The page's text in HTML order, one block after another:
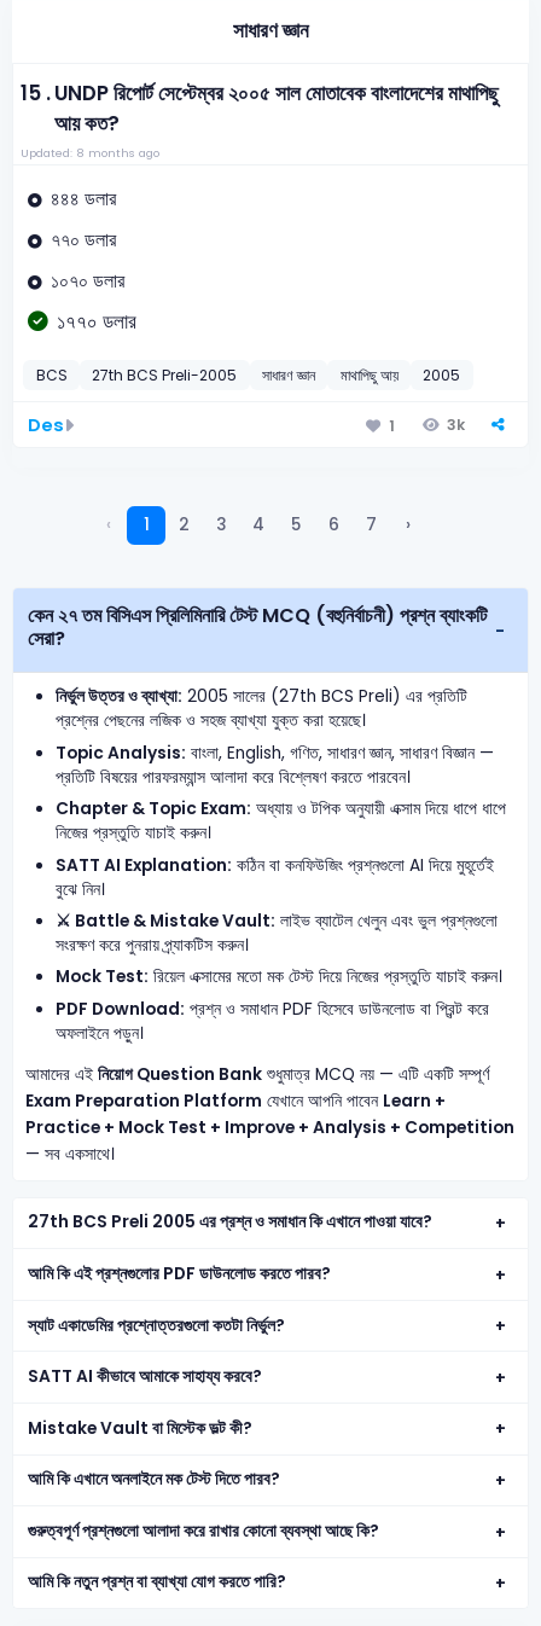
সাধারণ জ্ঞান
15 .UNDP রিপোর্ট সেপ্টেম্বর ২০০৫ সাল মোতাবেক বাংলাদেশের মাথাপিছু
আয় কত?
Updated: 8 months ago
৪৪৪ ডলার
৭৭০ ডলার
১০৭০ ডলার
১৭৭০ ডলার
BCS 27th BCS Preli-2005 সাধারণ জ্ঞান মাথাপিছু আয় 2005
Des 1 3k
‹ 1 2 3 4 5 6 7 ›
কেন ২৭ তম বিসিএস প্রিলিমিনারি টেস্ট MCQ (বহুনির্বাচনী) প্রশ্ন ব্যাংকটি
সেরা?
নির্ভুল উত্তর ও ব্যাখ্যা: 2005 সালের (27th BCS Preli) এর প্রতিটি
প্রশ্নের পেছনের লজিক ও সহজ ব্যাখ্যা যুক্ত করা হয়েছে।
Topic Analysis: বাংলা, English, গণিত, সাধারণ জ্ঞান, সাধারণ বিজ্ঞান —
প্রতিটি বিষয়ের পারফরম্যান্স আলাদা করে বিশ্লেষণ করতে পারবেন।
Chapter & Topic Exam: অধ্যায় ও টপিক অনুযায়ী এক্সাম দিয়ে ধাপে ধাপে
নিজের প্রস্তুতি যাচাই করুন।
SATT AI Explanation: কঠিন বা কনফিউজিং প্রশ্নগুলো AI দিয়ে মুহূর্তেই
বুঝে নিন।
⚔️ Battle & Mistake Vault: লাইভ ব্যাটেল খেলুন এবং ভুল প্রশ্নগুলো
সংরক্ষণ করে পুনরায় প্র্যাকটিস করুন।
Mock Test: রিয়েল এক্সামের মতো মক টেস্ট দিয়ে নিজের প্রস্তুতি যাচাই করুন।
PDF Download: প্রশ্ন ও সমাধান PDF হিসেবে ডাউনলোড বা প্রিন্ট করে
অফলাইনে পড়ুন।
আমাদের এই নিয়োগ Question Bankশুধুমাত্র MCQ নয় — এটি একটি সম্পূর্ণ
Exam Preparation Platform যেখানে আপনি পাবেন Learn +
Practice + Mock Test + Improve + Analysis + Competition
— সব একসাথে।
27th BCS Preli 2005 এর প্রশ্ন ও সমাধান কি এখানে পাওয়া যাবে?
আমি কি এই প্রশ্নগুলোর PDF ডাউনলোড করতে পারব?
স্যাট একাডেমির প্রশ্নোত্তরগুলো কতটা নির্ভুল?
SATT AI কীভাবে আমাকে সাহায্য করবে?
Mistake Vault বা মিস্টেক ভল্ট কী?
আমি কি এখানে অনলাইনে মক টেস্ট দিতে পারব?
গুরুত্বপূর্ণ প্রশ্নগুলো আলাদা করে রাখার কোনো ব্যবস্থা আছে কি?
আমি কি নতুন প্রশ্ন বা ব্যাখ্যা যোগ করতে পারি?